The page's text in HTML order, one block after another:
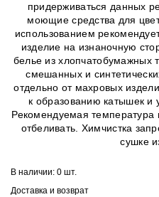
придерживаться данных
моющие средства для
использованием
изделие на изнаночную
белье из хлопчатобумажных
смешанных и
отдельно от махровых
к образованию катышек и
Рекомендуемая температура
отбеливать. Химчистка
сушке
В наличии: 0 шт.
Доставка и возврат